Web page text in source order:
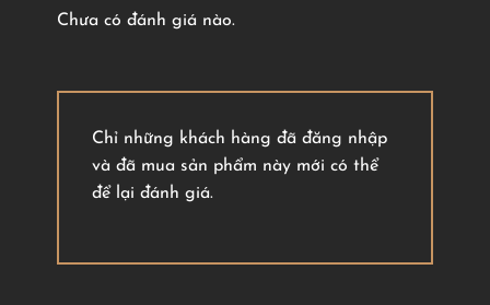
Chưa có đánh giá nào.
Chỉ những khách hàng đã đăng nhập
và đã mua sản phẩm này mới có thể
để lại đánh giá.